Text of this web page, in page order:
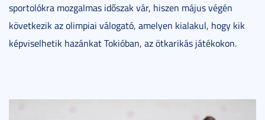
sportolókra mozgalmas időszak vár, hiszen május végén
következik az olimpiai válogató, amelyen kialakul, hogy kik
képviselhetik hazánkat Tokióban, az ötkarikás játékokon.